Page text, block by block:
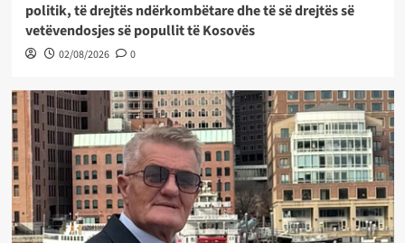
politik, të drejtës ndërkombëtare dhe të së drejtës së
vetëvendosjes së popullit të Kosovës
02/08/2026 0